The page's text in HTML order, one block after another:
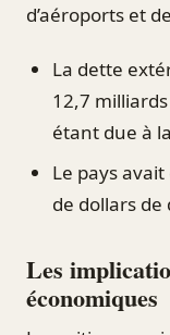
d’aéroports et
La dette
12,7
étant due à
Le pays
de dollars
Les
économiques